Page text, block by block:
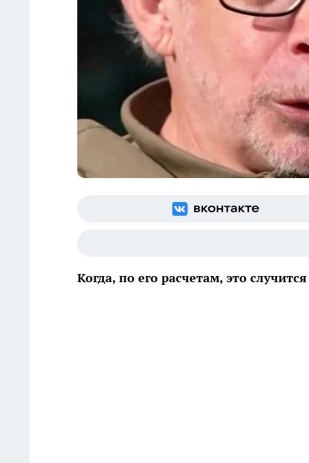
Когда, по его расчетам, это случится